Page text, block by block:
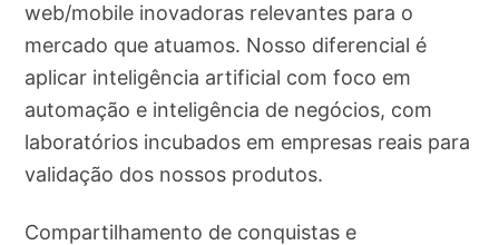
web/mobile inovadoras relevantes para o
mercado que atuamos. Nosso diferencial é
aplicar inteligência artificial com foco em
automação e inteligência de negócios, com
laboratórios incubados em empresas reais para
validação dos nossos produtos.
Compartilhamento de conquistas e